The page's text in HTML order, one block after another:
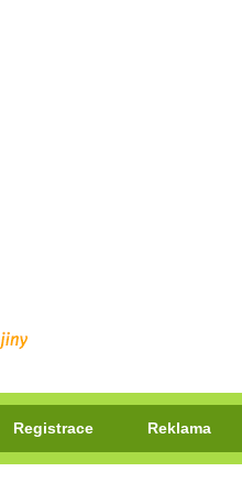
Registrace Reklama